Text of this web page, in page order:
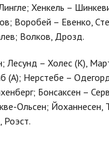
Хенкель –
Воробей – Евенко,
Волков, Дрозд.
Лесунд – Холес (К),
(А); Нерстебе –
Бонсаксен –
Ольсен; Йоханнесен,
Роэст.